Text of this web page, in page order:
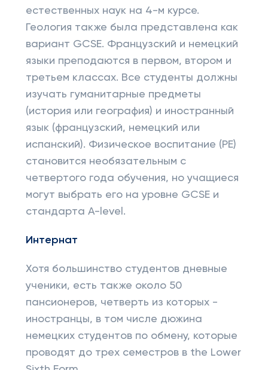
естественных наук на 4-м курсе.
Геология также была представлена ​​как
вариант GCSE. Французский и немецкий
языки преподаются в первом, втором и
третьем классах. Все студенты должны
изучать гуманитарные предметы
(история или география) и иностранный
язык (французский, немецкий или
испанский). Физическое воспитание (PE)
становится необязательным с
четвертого года обучения, но учащиеся
могут выбрать его на уровне GCSE и
стандарта A-level.
Интернат
Хотя большинство студентов дневные
ученики, есть также около 50
пансионеров, четверть из которых -
иностранцы, в том числе дюжина
немецких студентов по обмену, которые
проводят до трех семестров в the Lower